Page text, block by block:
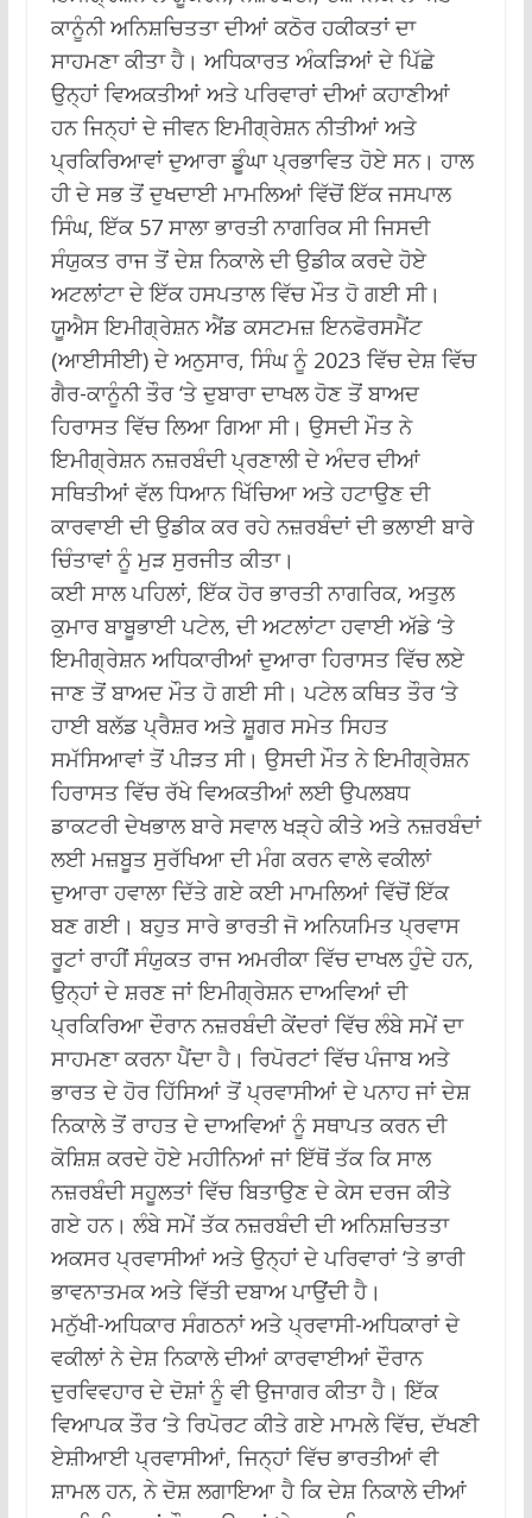
ਕਾਨੂੰਨੀ ਅਨਿਸ਼ਚਿਤਤਾ ਦੀਆਂ ਕਠੋਰ ਹਕੀਕਤਾਂ ਦਾ
ਸਾਹਮਣਾ ਕੀਤਾ ਹੈ। ਅਧਿਕਾਰਤ ਅੰਕੜਿਆਂ ਦੇ ਪਿੱਛੇ
ਉਨ੍ਹਾਂ ਵਿਅਕਤੀਆਂ ਅਤੇ ਪਰਿਵਾਰਾਂ ਦੀਆਂ ਕਹਾਣੀਆਂ
ਹਨ ਜਿਨ੍ਹਾਂ ਦੇ ਜੀਵਨ ਇਮੀਗ੍ਰੇਸ਼ਨ ਨੀਤੀਆਂ ਅਤੇ
ਪ੍ਰਕਿਰਿਆਵਾਂ ਦੁਆਰਾ ਡੂੰਘਾ ਪ੍ਰਭਾਵਿਤ ਹੋਏ ਸਨ। ਹਾਲ
ਹੀ ਦੇ ਸਭ ਤੋਂ ਦੁਖਦਾਈ ਮਾਮਲਿਆਂ ਵਿੱਚੋਂ ਇੱਕ ਜਸਪਾਲ
ਸਿੰਘ, ਇੱਕ 57 ਸਾਲਾ ਭਾਰਤੀ ਨਾਗਰਿਕ ਸੀ ਜਿਸਦੀ
ਸੰਯੁਕਤ ਰਾਜ ਤੋਂ ਦੇਸ਼ ਨਿਕਾਲੇ ਦੀ ਉਡੀਕ ਕਰਦੇ ਹੋਏ
ਅਟਲਾਂਟਾ ਦੇ ਇੱਕ ਹਸਪਤਾਲ ਵਿੱਚ ਮੌਤ ਹੋ ਗਈ ਸੀ।
ਯੂਐਸ ਇਮੀਗ੍ਰੇਸ਼ਨ ਐਂਡ ਕਸਟਮਜ਼ ਇਨਫੋਰਸਮੈਂਟ
(ਆਈਸੀਈ) ਦੇ ਅਨੁਸਾਰ, ਸਿੰਘ ਨੂੰ 2023 ਵਿੱਚ ਦੇਸ਼ ਵਿੱਚ
ਗੈਰ-ਕਾਨੂੰਨੀ ਤੌਰ ‘ਤੇ ਦੁਬਾਰਾ ਦਾਖਲ ਹੋਣ ਤੋਂ ਬਾਅਦ
ਹਿਰਾਸਤ ਵਿੱਚ ਲਿਆ ਗਿਆ ਸੀ। ਉਸਦੀ ਮੌਤ ਨੇ
ਇਮੀਗ੍ਰੇਸ਼ਨ ਨਜ਼ਰਬੰਦੀ ਪ੍ਰਣਾਲੀ ਦੇ ਅੰਦਰ ਦੀਆਂ
ਸਥਿਤੀਆਂ ਵੱਲ ਧਿਆਨ ਖਿੱਚਿਆ ਅਤੇ ਹਟਾਉਣ ਦੀ
ਕਾਰਵਾਈ ਦੀ ਉਡੀਕ ਕਰ ਰਹੇ ਨਜ਼ਰਬੰਦਾਂ ਦੀ ਭਲਾਈ ਬਾਰੇ
ਚਿੰਤਾਵਾਂ ਨੂੰ ਮੁੜ ਸੁਰਜੀਤ ਕੀਤਾ।
ਕਈ ਸਾਲ ਪਹਿਲਾਂ, ਇੱਕ ਹੋਰ ਭਾਰਤੀ ਨਾਗਰਿਕ, ਅਤੁਲ
ਕੁਮਾਰ ਬਾਬੂਭਾਈ ਪਟੇਲ, ਦੀ ਅਟਲਾਂਟਾ ਹਵਾਈ ਅੱਡੇ ‘ਤੇ
ਇਮੀਗ੍ਰੇਸ਼ਨ ਅਧਿਕਾਰੀਆਂ ਦੁਆਰਾ ਹਿਰਾਸਤ ਵਿੱਚ ਲਏ
ਜਾਣ ਤੋਂ ਬਾਅਦ ਮੌਤ ਹੋ ਗਈ ਸੀ। ਪਟੇਲ ਕਥਿਤ ਤੌਰ ‘ਤੇ
ਹਾਈ ਬਲੱਡ ਪ੍ਰੈਸ਼ਰ ਅਤੇ ਸ਼ੂਗਰ ਸਮੇਤ ਸਿਹਤ
ਸਮੱਸਿਆਵਾਂ ਤੋਂ ਪੀੜਤ ਸੀ। ਉਸਦੀ ਮੌਤ ਨੇ ਇਮੀਗ੍ਰੇਸ਼ਨ
ਹਿਰਾਸਤ ਵਿੱਚ ਰੱਖੇ ਵਿਅਕਤੀਆਂ ਲਈ ਉਪਲਬਧ
ਡਾਕਟਰੀ ਦੇਖਭਾਲ ਬਾਰੇ ਸਵਾਲ ਖੜ੍ਹੇ ਕੀਤੇ ਅਤੇ ਨਜ਼ਰਬੰਦਾਂ
ਲਈ ਮਜ਼ਬੂਤ ​​ਸੁਰੱਖਿਆ ਦੀ ਮੰਗ ਕਰਨ ਵਾਲੇ ਵਕੀਲਾਂ
ਦੁਆਰਾ ਹਵਾਲਾ ਦਿੱਤੇ ਗਏ ਕਈ ਮਾਮਲਿਆਂ ਵਿੱਚੋਂ ਇੱਕ
ਬਣ ਗਈ। ਬਹੁਤ ਸਾਰੇ ਭਾਰਤੀ ਜੋ ਅਨਿਯਮਿਤ ਪ੍ਰਵਾਸ
ਰੂਟਾਂ ਰਾਹੀਂ ਸੰਯੁਕਤ ਰਾਜ ਅਮਰੀਕਾ ਵਿੱਚ ਦਾਖਲ ਹੁੰਦੇ ਹਨ,
ਉਨ੍ਹਾਂ ਦੇ ਸ਼ਰਣ ਜਾਂ ਇਮੀਗ੍ਰੇਸ਼ਨ ਦਾਅਵਿਆਂ ਦੀ
ਪ੍ਰਕਿਰਿਆ ਦੌਰਾਨ ਨਜ਼ਰਬੰਦੀ ਕੇਂਦਰਾਂ ਵਿੱਚ ਲੰਬੇ ਸਮੇਂ ਦਾ
ਸਾਹਮਣਾ ਕਰਨਾ ਪੈਂਦਾ ਹੈ। ਰਿਪੋਰਟਾਂ ਵਿੱਚ ਪੰਜਾਬ ਅਤੇ
ਭਾਰਤ ਦੇ ਹੋਰ ਹਿੱਸਿਆਂ ਤੋਂ ਪ੍ਰਵਾਸੀਆਂ ਦੇ ਪਨਾਹ ਜਾਂ ਦੇਸ਼
ਨਿਕਾਲੇ ਤੋਂ ਰਾਹਤ ਦੇ ਦਾਅਵਿਆਂ ਨੂੰ ਸਥਾਪਤ ਕਰਨ ਦੀ
ਕੋਸ਼ਿਸ਼ ਕਰਦੇ ਹੋਏ ਮਹੀਨਿਆਂ ਜਾਂ ਇੱਥੋਂ ਤੱਕ ਕਿ ਸਾਲ
ਨਜ਼ਰਬੰਦੀ ਸਹੂਲਤਾਂ ਵਿੱਚ ਬਿਤਾਉਣ ਦੇ ਕੇਸ ਦਰਜ ਕੀਤੇ
ਗਏ ਹਨ। ਲੰਬੇ ਸਮੇਂ ਤੱਕ ਨਜ਼ਰਬੰਦੀ ਦੀ ਅਨਿਸ਼ਚਿਤਤਾ
ਅਕਸਰ ਪ੍ਰਵਾਸੀਆਂ ਅਤੇ ਉਨ੍ਹਾਂ ਦੇ ਪਰਿਵਾਰਾਂ ‘ਤੇ ਭਾਰੀ
ਭਾਵਨਾਤਮਕ ਅਤੇ ਵਿੱਤੀ ਦਬਾਅ ਪਾਉਂਦੀ ਹੈ।
ਮਨੁੱਖੀ-ਅਧਿਕਾਰ ਸੰਗਠਨਾਂ ਅਤੇ ਪ੍ਰਵਾਸੀ-ਅਧਿਕਾਰਾਂ ਦੇ
ਵਕੀਲਾਂ ਨੇ ਦੇਸ਼ ਨਿਕਾਲੇ ਦੀਆਂ ਕਾਰਵਾਈਆਂ ਦੌਰਾਨ
ਦੁਰਵਿਵਹਾਰ ਦੇ ਦੋਸ਼ਾਂ ਨੂੰ ਵੀ ਉਜਾਗਰ ਕੀਤਾ ਹੈ। ਇੱਕ
ਵਿਆਪਕ ਤੌਰ ‘ਤੇ ਰਿਪੋਰਟ ਕੀਤੇ ਗਏ ਮਾਮਲੇ ਵਿੱਚ, ਦੱਖਣੀ
ਏਸ਼ੀਆਈ ਪ੍ਰਵਾਸੀਆਂ, ਜਿਨ੍ਹਾਂ ਵਿੱਚ ਭਾਰਤੀਆਂ ਵੀ
ਸ਼ਾਮਲ ਹਨ, ਨੇ ਦੋਸ਼ ਲਗਾਇਆ ਹੈ ਕਿ ਦੇਸ਼ ਨਿਕਾਲੇ ਦੀਆਂ